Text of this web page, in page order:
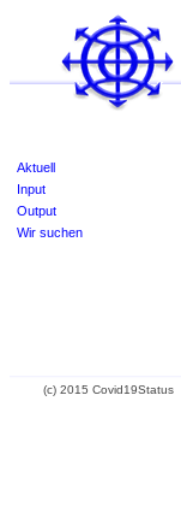
Aktuell
Input
Output
Wir suchen
(c) 2015 Covid19Status